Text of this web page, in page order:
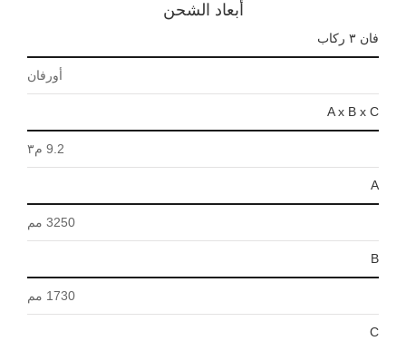
أبعاد الشحن
فان ٣ ركاب
أورفان
A x B x C
9.2 م٣
A
3250 مم
B
1730 مم
C